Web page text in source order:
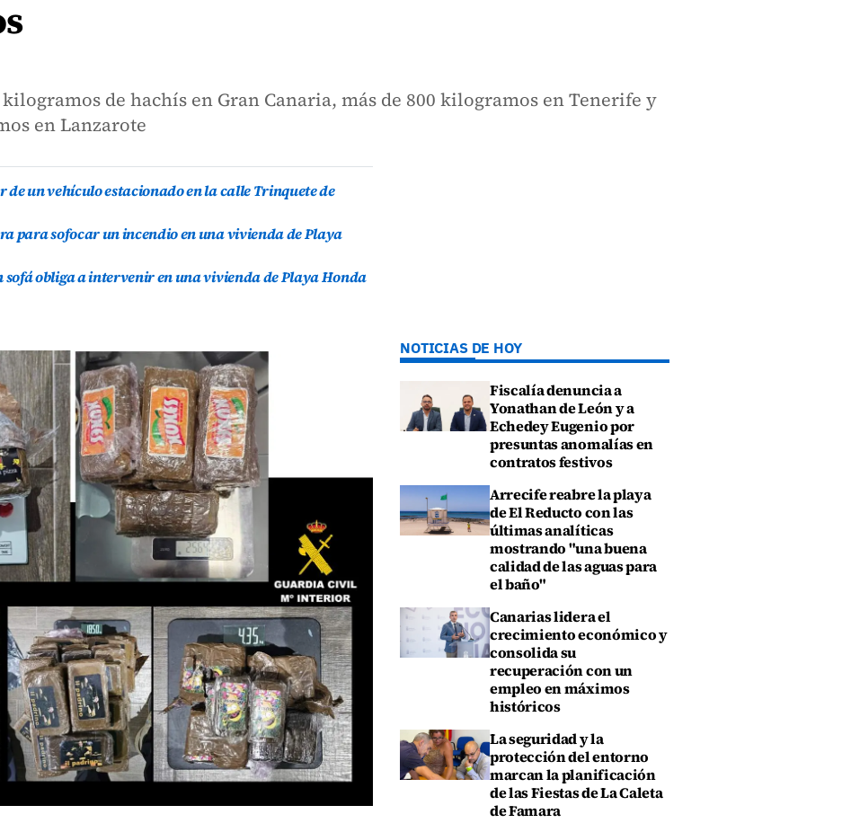
de hachís en Gran Canaria, más de 800 kilogramos en Tenerife y
en Lanzarote
un vehículo estacionado en la calle Trinquete de
para sofocar un incendio en una vivienda de Playa
sofá obliga a intervenir en una vivienda de Playa Honda
NOTICIAS DE HOY
Fiscalía denuncia a
Yonathan de León y a
Echedey Eugenio por
presuntas anomalías en
contratos festivos
Arrecife reabre la playa
de El Reducto con las
últimas analíticas
mostrando "una buena
calidad de las aguas para
el baño"
Canarias lidera el
crecimiento económico y
consolida su
recuperación con un
empleo en máximos
históricos
La seguridad y la
protección del entorno
marcan la planificación
de las Fiestas de La Caleta
de Famara